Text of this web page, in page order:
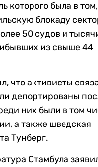
которого была в
блокаду
50 судов и
из свыше 44
что активисты
депортированы
них были в том
а также шведская
Тунберг.
Стамбула